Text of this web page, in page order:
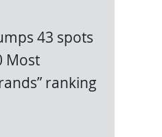
43 spots
Most
ranking